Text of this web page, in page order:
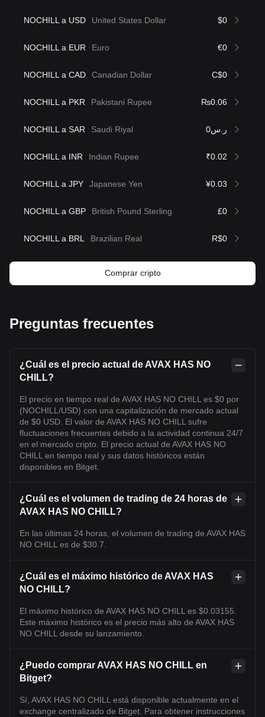
NOCHILL a USD United States Dollar $0
NOCHILL a EUR Euro €0
NOCHILL a CAD Canadian Dollar C$0
NOCHILL a PKR Pakistani Rupee ₨0.06
NOCHILL a SAR Saudi Riyal ر.س0
NOCHILL a INR Indian Rupee ₹0.02
NOCHILL a JPY Japanese Yen ¥0.03
NOCHILL a GBP British Pound Sterling £0
NOCHILL a BRL Brazilian Real R$0
Comprar cripto
Preguntas frecuentes
¿Cuál es el precio actual de AVAX HAS NO
CHILL?
El precio en tiempo real de AVAX HAS NO CHILL es $0 por
(NOCHILL/USD) con una capitalización de mercado actual
de $0 USD. El valor de AVAX HAS NO CHILL sufre
fluctuaciones frecuentes debido a la actividad continua 24/7
en el mercado cripto. El precio actual de AVAX HAS NO
CHILL en tiempo real y sus datos históricos están
disponibles en Bitget.
¿Cuál es el volumen de trading de 24 horas de
AVAX HAS NO CHILL?
En las últimas 24 horas, el volumen de trading de AVAX HAS
NO CHILL es de $30.7.
¿Cuál es el máximo histórico de AVAX HAS
NO CHILL?
El máximo histórico de AVAX HAS NO CHILL es $0.03155.
Este máximo histórico es el precio más alto de AVAX HAS
NO CHILL desde su lanzamiento.
¿Puedo comprar AVAX HAS NO CHILL en
Bitget?
Sí, AVAX HAS NO CHILL está disponible actualmente en el
exchange centralizado de Bitget. Para obtener instrucciones